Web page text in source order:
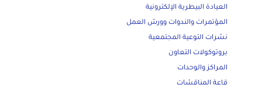
العيادة البيطرية الإلكترونية
المؤتمرات والندوات وورش العمل
نشرات التوعية المجتمعية
بروتوكولات التعاون
المراكز والوحدات
قاعة المناقشات